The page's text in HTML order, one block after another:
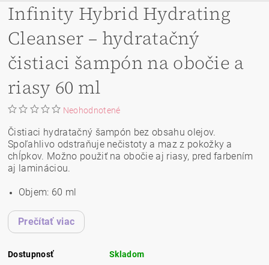
Infinity Hybrid Hydrating
Cleanser – hydratačný
čistiaci šampón na obočie a
riasy 60 ml
Neohodnotené
Čistiaci hydratačný šampón bez obsahu olejov.
Spoľahlivo odstraňuje nečistoty a maz z pokožky a
chĺpkov. Možno použiť na obočie aj riasy, pred farbením
aj lamináciou.
Objem: 60 ml
Prečítať viac
Dostupnosť Skladom